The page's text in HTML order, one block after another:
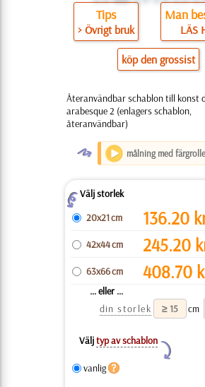
Tips
> Övrigt bruk
Man
LÄS
köp den grossist
Återanvändbar schablon till konst
arabesque 2 (enlagers schablon,
återanvändbar)
O målning med
ZVälj storlek
20x21 cm
136.20
42x44 cm 245.20
63x66 cm 408.70
... eller ...
din storlek
cm
Väljtyp av schablon
Y
vanlig